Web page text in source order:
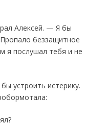
Алексей. — Я бы
беззащитное
я послушал тебя и не
устроить истерику.